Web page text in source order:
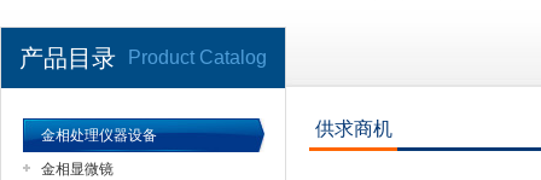
产品目录 Product Catalog
金相处理仪器设备
金相显微镜
供求商机